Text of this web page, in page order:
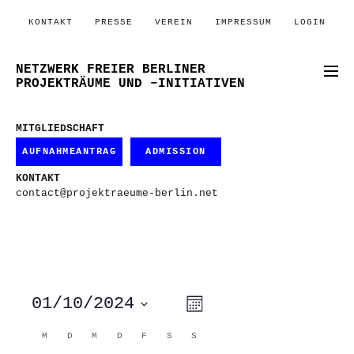
KONTAKT PRESSE VEREIN IMPRESSUM LOGIN
NETZWERK FREIER BERLINER
PROJEKTRÄUME UND –INITIATIVEN
MITGLIEDSCHAFT
AUFNAHMEANTRAG ADMISSION
KONTAKT
contact@projektraeume-berlin.net
ANSICHTEN-
NAVIGATION
VERANSTALTUNG
ANSICHTEN-
Monat
01/10/2024
wählen.
KALENDER
M MONTAG
D DIENSTAG
M MITTWOCH
D DONNERSTAG
F FREITAG
S SAMSTAG
S